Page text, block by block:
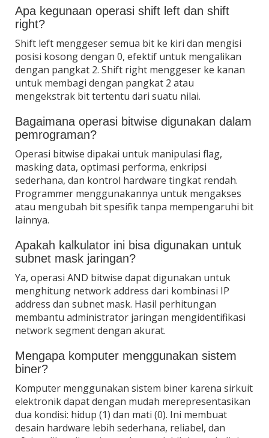
Apa kegunaan operasi shift left dan shift
right?
Shift left menggeser semua bit ke kiri dan mengisi
posisi kosong dengan 0, efektif untuk mengalikan
dengan pangkat 2. Shift right menggeser ke kanan
untuk membagi dengan pangkat 2 atau
mengekstrak bit tertentu dari suatu nilai.
Bagaimana operasi bitwise digunakan dalam
pemrograman?
Operasi bitwise dipakai untuk manipulasi flag,
masking data, optimasi performa, enkripsi
sederhana, dan kontrol hardware tingkat rendah.
Programmer menggunakannya untuk mengakses
atau mengubah bit spesifik tanpa mempengaruhi bit
lainnya.
Apakah kalkulator ini bisa digunakan untuk
subnet mask jaringan?
Ya, operasi AND bitwise dapat digunakan untuk
menghitung network address dari kombinasi IP
address dan subnet mask. Hasil perhitungan
membantu administrator jaringan mengidentifikasi
network segment dengan akurat.
Mengapa komputer menggunakan sistem
biner?
Komputer menggunakan sistem biner karena sirkuit
elektronik dapat dengan mudah merepresentasikan
dua kondisi: hidup (1) dan mati (0). Ini membuat
desain hardware lebih sederhana, reliabel, dan